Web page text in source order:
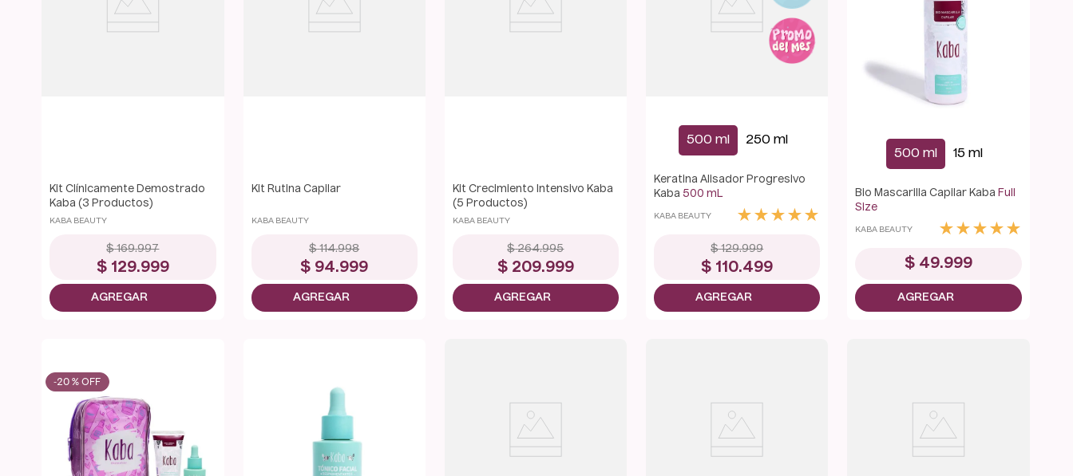
Kit Clínicamente Demostrado
Kaba (3 Productos)
KABA BEAUTY
$ 169.997
$ 129.999
Kit Rutina Capilar
KABA BEAUTY
$ 114.998
$ 94.999
Kit Crecimiento Intensivo Kaba
(5 Productos)
KABA BEAUTY
$ 264.995
$ 209.999
500 ml 250 ml
Keratina Alisador Progresivo
Kaba 500 mL
KABA BEAUTY ★ ★ ★ ★ ★
$ 129.999
$ 110.499
500 ml 15 ml
Bio Mascarilla Capilar Kaba Full
Size
KABA BEAUTY ★ ★ ★ ★ ★
$ 49.999
-20 %